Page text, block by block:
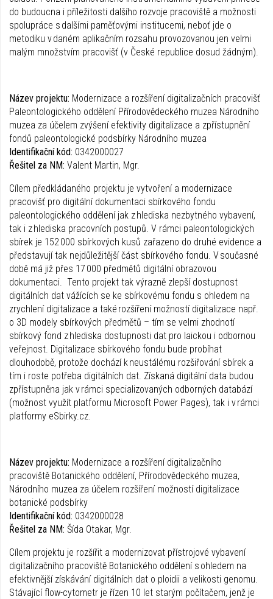
do budoucna i příležitosti dalšího rozvoje pracoviště a možnosti
spolupráce s dalšími paměťovými institucemi, neboť jde o
metodiku v daném aplikačním rozsahu provozovanou jen velmi
malým množstvím pracovišť (v České republice dosud žádným).
Název projektu: Modernizace a rozšíření digitalizačních pracovišť
Paleontologického oddělení Přírodovědeckého muzea Národního
muzea za účelem zvýšení efektivity digitalizace a zpřístupnění
fondů paleontologické podsbírky Národního muzea
Identifikační kód: 0342000027
Řešitel za NM: Valent Martin, Mgr.
Cílem předkládaného projektu je vytvoření a modernizace
pracovišť pro digitální dokumentaci sbírkového fondu
paleontologického oddělení jak z hlediska nezbytného vybavení,
tak i z hlediska pracovních postupů. V rámci paleontologických
sbírek je 152 000 sbírkových kusů zařazeno do druhé evidence a
představují tak nejdůležitější část sbírkového fondu. V současné
době má již přes 17 000 předmětů digitální obrazovou
dokumentaci. Tento projekt tak výrazně zlepší dostupnost
digitálních dat vážících se ke sbírkovému fondu s ohledem na
zrychlení digitalizace a také rozšíření možností digitalizace např.
o 3D modely sbírkových předmětů – tím se velmi zhodnotí
sbírkový fond z hlediska dostupnosti dat pro laickou i odbornou
veřejnost. Digitalizace sbírkového fondu bude probíhat
dlouhodobě, protože dochází k neustálému rozšiřování sbírek a
tím i roste potřeba digitálních dat. Získaná digitální data budou
zpřístupněna jak v rámci specializovaných odborných databází
(možnost využít platformu Microsoft Power Pages), tak i v rámci
platformy eSbirky.cz.
Název projektu: Modernizace a rozšíření digitalizačního
pracoviště Botanického oddělení, Přírodovědeckého muzea,
Národního muzea za účelem rozšíření možností digitalizace
botanické podsbírky
Identifikační kód: 0342000028
Řešitel za NM: Šída Otakar, Mgr.
Cílem projektu je rozšířit a modernizovat přístrojové vybavení
digitalizačního pracoviště Botanického oddělení s ohledem na
efektivnější získávání digitálních dat o ploidii a velikosti genomu.
Stávající flow-cytometr je řízen 10 let starým počítačem, jenž je